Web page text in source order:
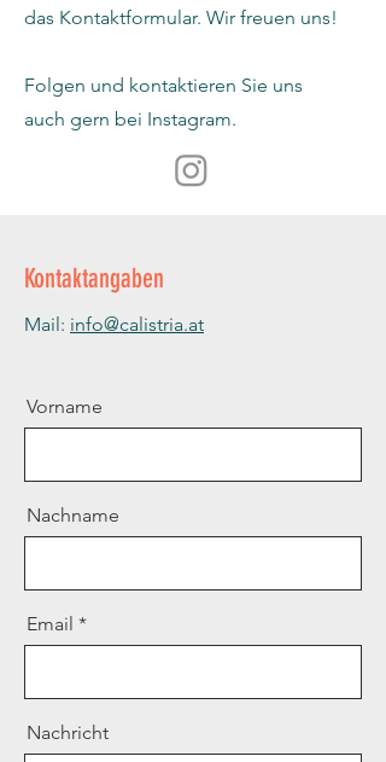
das Kontaktformular. Wir freuen uns!
Folgen und kontaktieren Sie uns
auch gern bei Instagram.
Kontaktangaben
Mail: info@calistria.at
Vorname
Nachname
Email
Nachricht